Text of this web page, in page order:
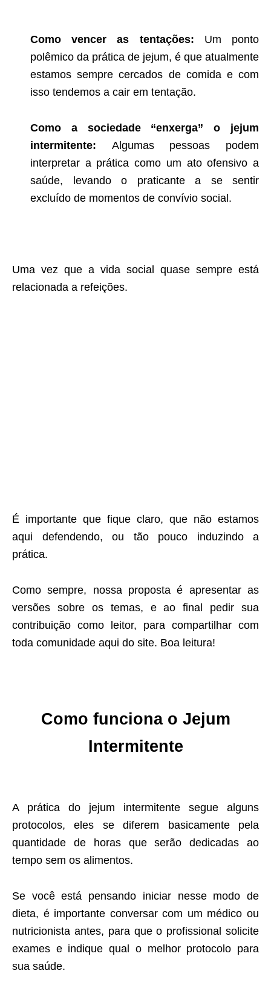
Como vencer as tentações: Um ponto
polêmico da prática de jejum, é que atualmente
estamos sempre cercados de comida e com
isso tendemos a cair em tentação.
Como a sociedade “enxerga” o jejum
intermitente: Algumas pessoas podem
interpretar a prática como um ato ofensivo a
saúde, levando o praticante a se sentir
excluído de momentos de convívio social.
Uma vez que a vida social quase sempre está
relacionada a refeições.
É importante que fique claro, que não estamos
aqui defendendo, ou tão pouco induzindo a
prática.
Como sempre, nossa proposta é apresentar as
versões sobre os temas, e ao final pedir sua
contribuição como leitor, para compartilhar com
toda comunidade aqui do site. Boa leitura!
Como funciona o Jejum
Intermitente
A prática do jejum intermitente segue alguns
protocolos, eles se diferem basicamente pela
quantidade de horas que serão dedicadas ao
tempo sem os alimentos.
Se você está pensando iniciar nesse modo de
dieta, é importante conversar com um médico ou
nutricionista antes, para que o profissional solicite
exames e indique qual o melhor protocolo para
sua saúde.